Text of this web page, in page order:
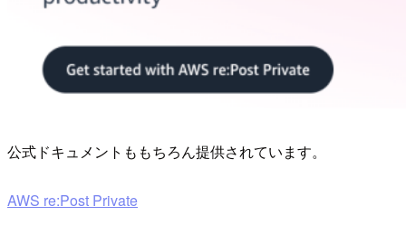
公式ドキュメントももちろん提供されています。
AWS re:Post Private